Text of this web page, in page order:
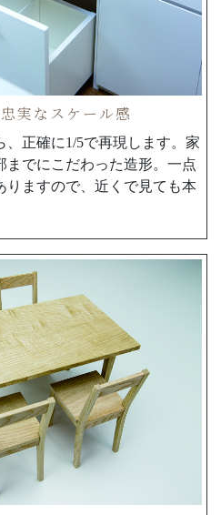
実なスケール感
正確に1/5で再現します。家
までにこだわった造形。一点
りますので、近くで見ても本